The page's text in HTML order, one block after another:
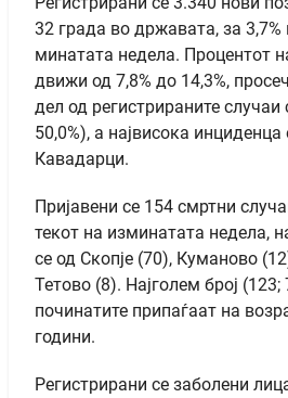
32 града во државата, за
минатата недела. Процентот
движи од 7,8% до 14,3%,
дел од регистрираните случаи
50,0%), а највисока
Кавадарци.
Пријавени се 154 смртни
текот на изминатата недела,
се од Скопје (70), Куманово
Тетово (8). Најголем број (123;
починатите припаѓаат на
години.
Регистрирани се заболени